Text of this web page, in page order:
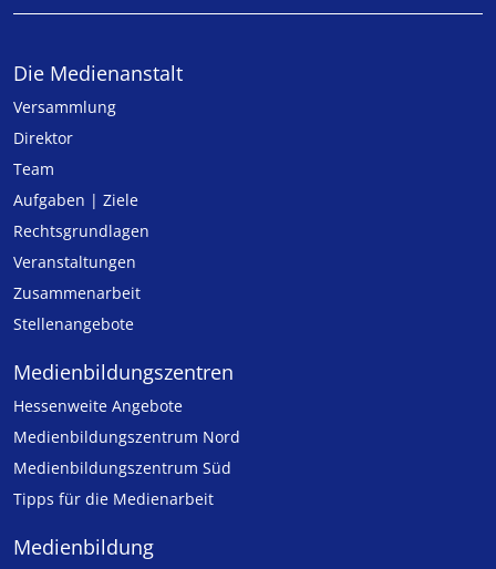
Die Medienanstalt
Versammlung
Direktor
Team
Aufgaben | Ziele
Rechtsgrundlagen
Veranstaltungen
Zusammenarbeit
Stellenangebote
Medien­bildungs­zentren
Hessenweite Angebote
Medienbildungszentrum Nord
Medienbildungszentrum Süd
Tipps für die Medienarbeit
Medienbildung